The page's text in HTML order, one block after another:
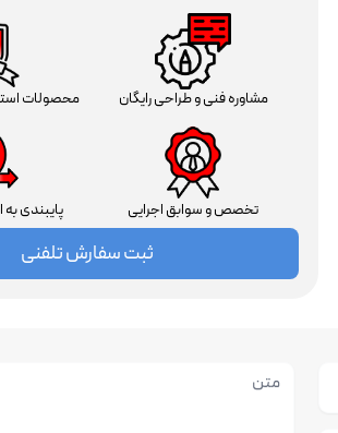
مشاوره فنی و طراحی رایگان محصولات
تخصص و سوابق اجرایی پایبندی
ثبت سفارش تلفنی